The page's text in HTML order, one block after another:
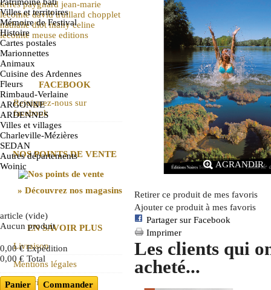
Villes et territoires
Mémoire de Festival
Histoire
Cartes postales
Marionnettes
Animaux
Cuisine des Ardennes
Fleurs
Rimbaud-Verlaine
ARGONNE
ARDENNES
Villes et villages
Charleville-Mézières
SEDAN
Autres départements
Woinic
article (vide)
Aucun produit
0,00 € Expédition
0,00 € Total
Panier Commander
terres paygnard jean-marie
lecomte david truillard chopplet
nathalie diot mahy celine
lecomte meuse editions
FACEBOOK
Rejoignez-nous sur
facebook
NOS POINTS DE VENTE
» Découvrez nos magasins
EN SAVOIR PLUS
Livraison
Mentions légales
Historique
AGRANDIR
Retirer ce produit de mes favoris
Ajouter ce produit à mes favoris
Partager sur Facebook
Imprimer
Les clients qui
acheté...